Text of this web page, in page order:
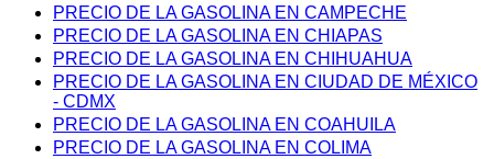
PRECIO DE LA GASOLINA EN CAMPECHE
PRECIO DE LA GASOLINA EN CHIAPAS
PRECIO DE LA GASOLINA EN CHIHUAHUA
PRECIO DE LA GASOLINA EN CIUDAD DE MÉXICO
- CDMX
PRECIO DE LA GASOLINA EN COAHUILA
PRECIO DE LA GASOLINA EN COLIMA